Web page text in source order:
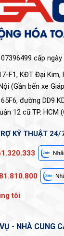
cấp
F1, KĐT Đại Kim,
(Gần bến xe
đường DD9
12 cũ TP. HCM
KỸ THUẬT 24/
tôi
- NHÀ CUNG